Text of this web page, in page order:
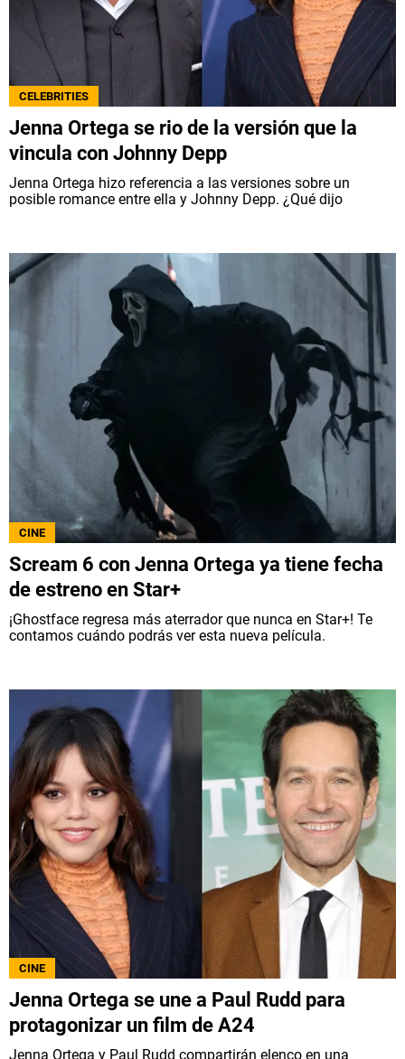
CELEBRITIES
Jenna Ortega se rio de la versión que la
vincula con Johnny Depp
Jenna Ortega hizo referencia a las versiones sobre un
posible romance entre ella y Johnny Depp. ¿Qué dijo
CINE
Scream 6 con Jenna Ortega ya tiene fecha
de estreno en Star+
¡Ghostface regresa más aterrador que nunca en Star+! Te
contamos cuándo podrás ver esta nueva película.
CINE
Jenna Ortega se une a Paul Rudd para
protagonizar un film de A24
Jenna Ortega y Paul Rudd compartirán elenco en una